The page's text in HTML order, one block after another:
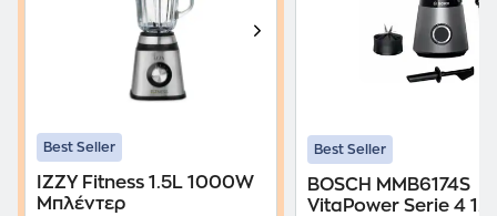
Best Seller
ΙΖΖY Fitness 1.5L 1000W
Μπλέντερ
Best Seller
BOSCH MMB6174S
VitaPower Serie 4 1.5